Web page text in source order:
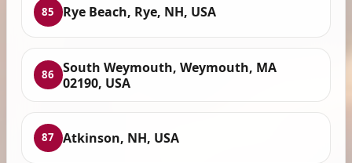
85 Rye Beach, Rye, NH, USA
86
South Weymouth, Weymouth, MA
02190, USA
87 Atkinson, NH, USA